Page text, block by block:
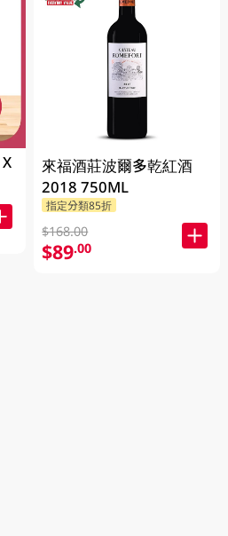
來福酒莊波爾多乾紅酒
2018 750ML
指定分類85折
$168.00
$89.00